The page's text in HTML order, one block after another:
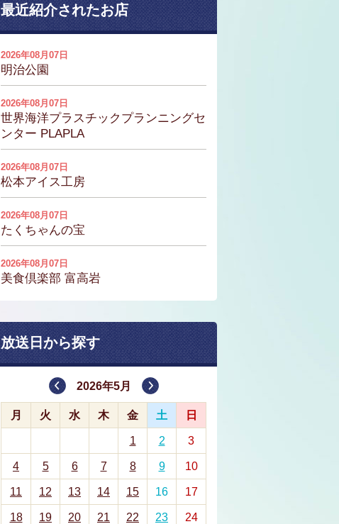
最近紹介されたお店
2026年08月07日
明治公園
2026年08月07日
世界海洋プラスチックプランニングセ
ンター PLAPLA
2026年08月07日
松本アイス工房
2026年08月07日
たくちゃんの宝
2026年08月07日
美食倶楽部 富高岩
放送日から探す
2026年5月
月 火 水 木 金 土 日
1 2 3
4 5 6 7 8 9 10
11 12 13 14 15 16 17
18 19 20 21 22 23 24